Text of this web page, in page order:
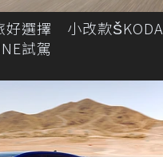
好選擇 小改款ŠKODA
試駕